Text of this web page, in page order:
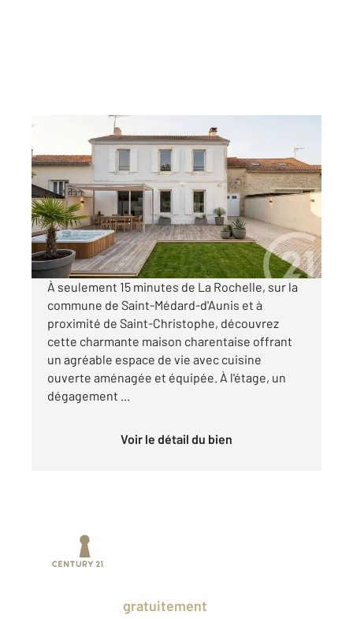
ST MEDARD D AUNIS 17
94,16 m 2
, 4 pièces
Ref : 18412
Maison à vendre
265 000 €
Visiter le site dédié
À seulement 15 minutes de La Rochelle, sur la
commune de Saint-Médard-d'Aunis et à
proximité de Saint-Christophe, découvrez
cette charmante maison charentaise offrant
un agréable espace de vie avec cuisine
ouverte aménagée et équipée. À l'étage, un
dégagement ...
Voir le détail du bien
gratuitement